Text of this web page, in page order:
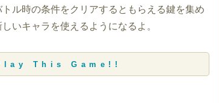
ル時の条件をクリアするともらえる鍵を集め
いキャラを使えるようになるよ。
This Game!!